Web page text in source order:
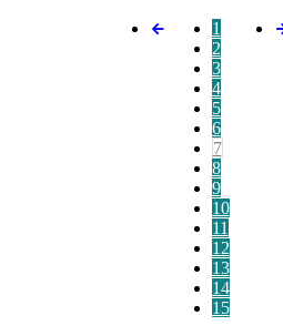
1
2
3
4
5
6
7
8
9
10
11
12
13
14
15